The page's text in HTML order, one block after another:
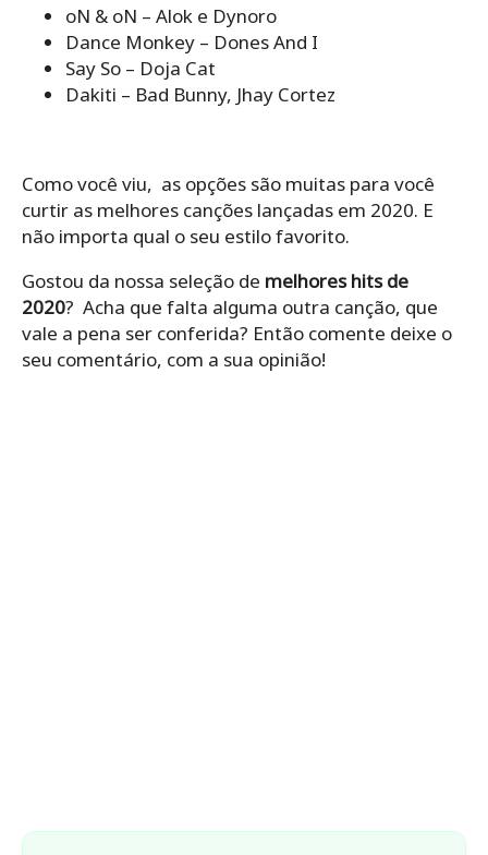
oN & oN – Alok e Dynoro
Dance Monkey – Dones And I
Say So – Doja Cat
Dakiti – Bad Bunny, Jhay Cortez
Como você viu, as opções são muitas para você
curtir as melhores canções lançadas em 2020. E
não importa qual o seu estilo favorito.
Gostou da nossa seleção de melhores hits de
2020? Acha que falta alguma outra canção, que
vale a pena ser conferida? Então comente deixe o
seu comentário, com a sua opinião!